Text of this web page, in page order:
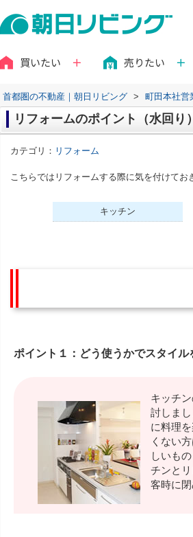
買いたい 売りたい
首都圏の不動産｜朝日リビング > 町田本社営
リフォームのポイント（水回り）
カテゴリ： リフォーム
こちらではリフォームする際に気を付けて
キッチン
ポイント１：どう使うかでスタイル
キッチ
討しま
に料理
くない
しいも
チンと
客時に